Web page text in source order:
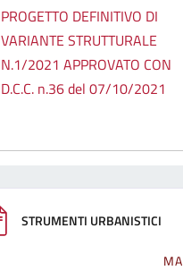
PROGETTO DEFINITIVO DI
VARIANTE STRUTTURALE
N.1/2021 APPROVATO CON
D.C.C. n.36 del 07/10/2021
STRUMENTI URBANISTICI